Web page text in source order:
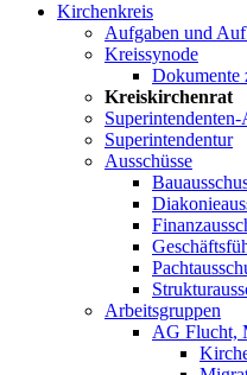
Kirchenkreis
Aufgaben und
Kreissynode
Dokumente
Kreiskirchenrat
Superintendentur
Ausschüsse
Arbeitsgruppen
AG Flucht,